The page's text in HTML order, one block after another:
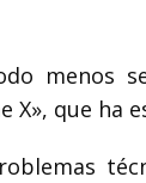
menos
que ha